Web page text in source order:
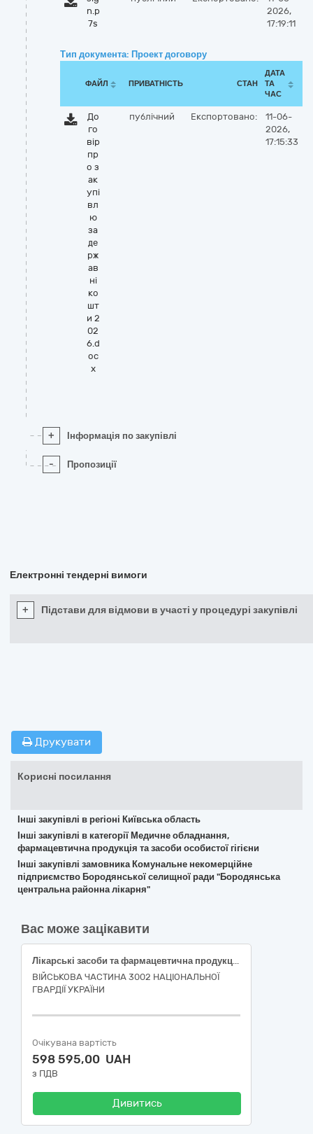
n.p
7s
2026,
17:19:11
Тип документа: Проект договору
ФАЙЛ ПРИВАТНІСТЬ СТАН
ДАТА
ТА
ЧАС
До
го
вір
пр
о з
ак
упі
вл
ю
за
де
рж
ав
ні
ко
шт
и 2
02
6.d
oc
x
публічний Експортовано:
11-06-
2026,
17:15:33
+ Інформація по закупівлі
- Пропозиції
Електронні тендерні вимоги
+ Підстави для відмови в участі у процедурі закупівлі
Друкувати
Корисні посилання
Інші закупівлі в регіоні Київська область
Інші закупівлі в категорії Медичне обладнання,
фармацевтична продукція та засоби особистої гігієни
Інші закупівлі замовника Комунальне некомерційне
підприємство Бородянської селищної ради "Бородянська
центральна районна лікарня"
Вас може зацікавити
Лікарські засоби та фармацевтична продукція
ВІЙСЬКОВА ЧАСТИНА 3002 НАЦІОНАЛЬНОЇ
ГВАРДІЇ УКРАЇНИ
Очікувана вартість
598 595,00 UAH
з ПДВ
Дивитись